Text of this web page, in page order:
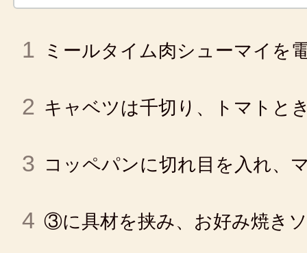
1 ミールタイム肉シューマイを
2 キャベツは千切り、トマトと
3 コッペパンに切れ目を入れ、
4 ③に具材を挟み、お好み焼き